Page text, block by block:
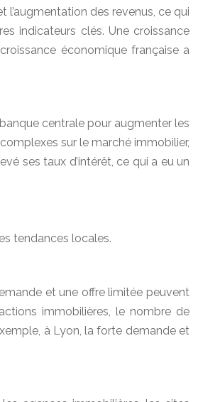
des revenus, ce qui
indicateurs clés. Une croissance
économique française a
centrale pour augmenter les
sur le marché immobilier,
ses taux d’intérêt, ce qui a eu un
tendances locales.
et une offre limitée peuvent
immobilières, le nombre de
à Lyon, la forte demande et